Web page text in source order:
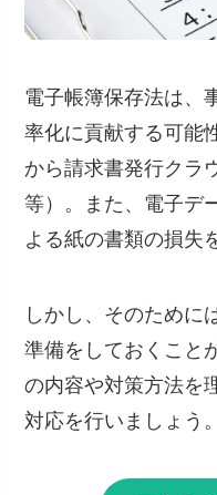
電子帳簿保存法は、
率化に貢献する可能
から請求書発行クラ
等）。また、電子デ
よる紙の書類の損失
しかし、そのために
準備をしておくこと
の内容や対策方法を
対応を行いましょう。